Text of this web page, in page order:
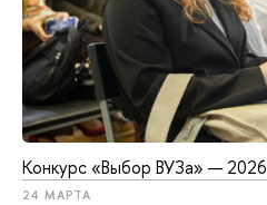
Конкурс «Выбор ВУЗа» — 2026
24 МАРТА